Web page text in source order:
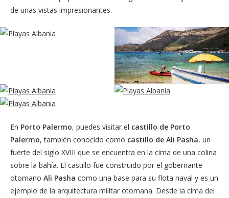
de unas vistas impresionantes.
En Porto Palermo, puedes visitar el castillo de Porto
Palermo, también conocido como castillo de Ali Pasha, un
fuerte del siglo XVIII que se encuentra en la cima de una colina
sobre la bahía. El castillo fue construido por el gobernante
otomano Ali Pasha como una base para su flota naval y es un
ejemplo de la arquitectura militar otomana. Desde la cima del